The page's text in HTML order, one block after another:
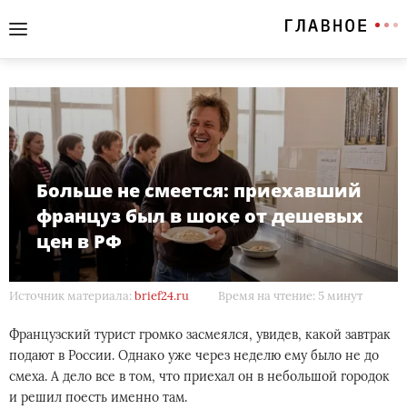
Больше не смеется: приехавший
француз был в шоке от дешевых
цен в РФ
Источник материала: brief24.ru Время на чтение: 5 минут
Французский турист громко засмеялся, увидев, какой завтрак
подают в России. Однако уже через неделю ему было не до
смеха. А дело все в том, что приехал он в небольшой городок
и решил поесть именно там.